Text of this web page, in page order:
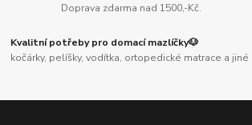
Doprava zdarma nad 1500,-Kč.
Kvalitní potřeby pro domací mazlíčky🐶
kočárky, pelíšky, vodítka, ortopedické matrace a jiné